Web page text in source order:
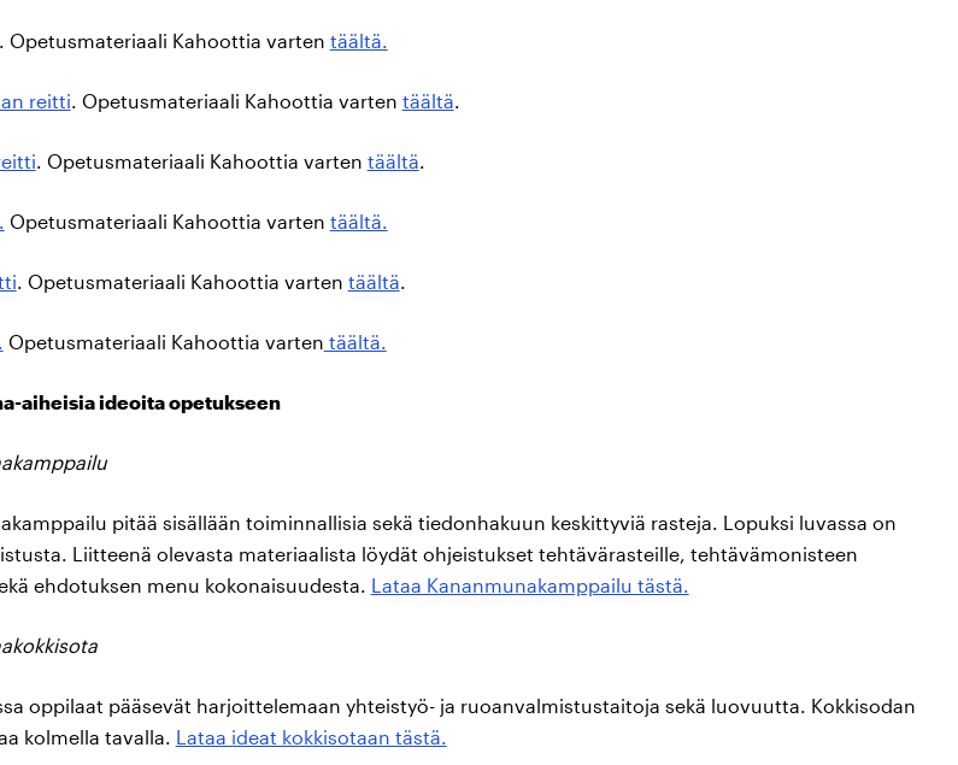
. Opetusmateriaali Kahoottia varten täältä.
reitti . Opetusmateriaali Kahoottia varten täältä
. Opetusmateriaali Kahoottia varten täältä
Opetusmateriaali Kahoottia varten täältä.
. Opetusmateriaali Kahoottia varten täältä
Opetusmateriaali Kahoottia varten täältä.
aiheisia ideoita opetukseen
pitää sisällään toiminnallisia sekä tiedonhakuun keskittyviä rasteja. Lopuksi luvassa on
Liitteenä olevasta materiaalista löydät ohjeistukset tehtävärasteille, tehtävämonisteen
ehdotuksen menu kokonaisuudesta. Lataa Kananmunakamppailu tästä.
oppilaat pääsevät harjoittelemaan yhteistyö- ja ruoanvalmistustaitoja sekä luovuutta. Kokkisodan
kolmella tavalla. Lataa ideat kokkisotaan tästä.